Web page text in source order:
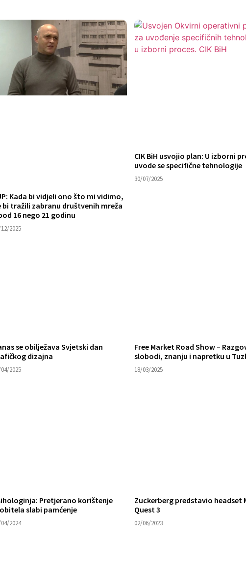
Kada bi vidjeli ono što mi vidimo,
bi tražili zabranu društvenih mreža
16 nego 21 godinu
2025
CIK BiH usvojio plan: U izborni
uvode se specifične tehnologije
30/07/2025
se obilježava Svjetski dan
dizajna
2025
Free Market Road Show –
slobodi, znanju i napretku u
18/03/2025
Pretjerano korištenje
slabi pamćenje
2024
Zuckerberg predstavio headset
Quest 3
02/06/2023